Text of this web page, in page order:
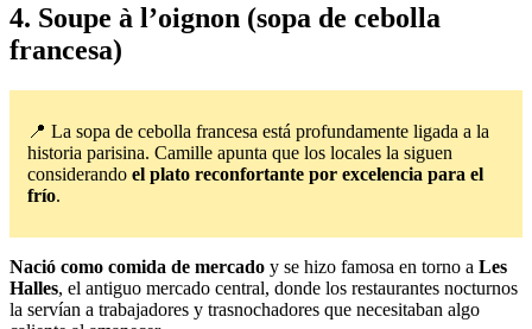
4. Soupe à l’oignon (sopa de cebolla
francesa)
📍 La sopa de cebolla francesa está profundamente ligada a la
historia parisina. Camille apunta que los locales la siguen
considerando el plato reconfortante por excelencia para el
frío.
Nació como comida de mercado y se hizo famosa en torno a Les
Halles, el antiguo mercado central, donde los restaurantes nocturnos
la servían a trabajadores y trasnochadores que necesitaban algo